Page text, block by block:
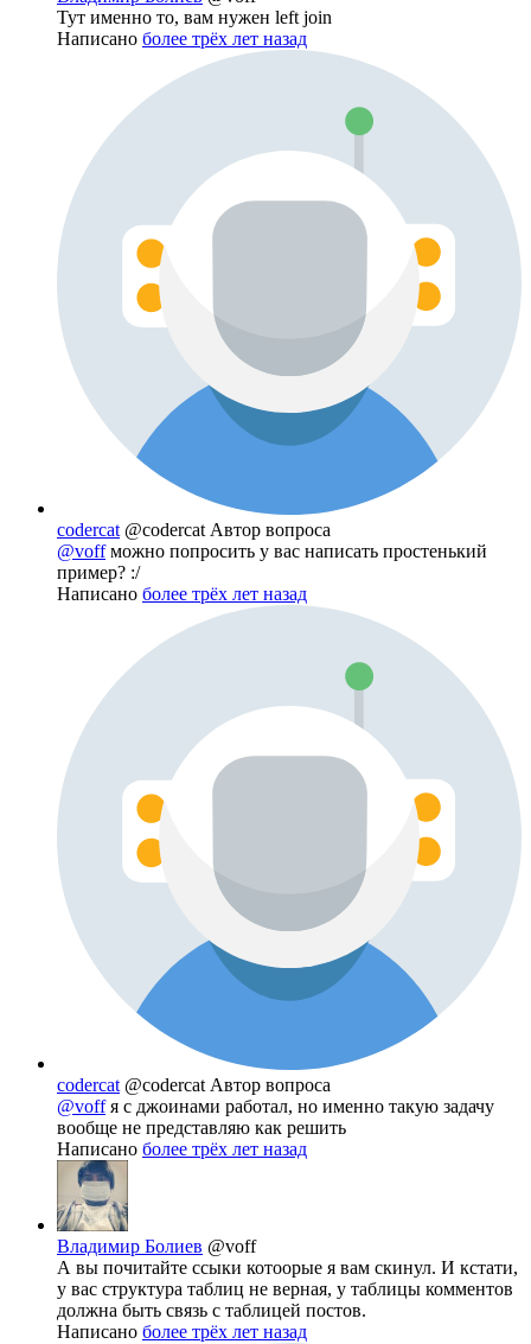
Тут именно то, вам нужен left join
Написано более трёх лет назад
codercat @codercat Автор вопроса
@voffможно попросить у вас написать простенький
пример? :/
Написано более трёх лет назад
codercat @codercat Автор вопроса
@voffя с джоинами работал, но именно такую задачу
вообще не представляю как решить
Написано более трёх лет назад
Владимир Болиев @voff
А вы почитайте ссыки котоорые я вам скинул. И кстати,
у вас структура таблиц не верная, у таблицы комментов
должна быть связь с таблицей постов.
Написано более трёх лет назад